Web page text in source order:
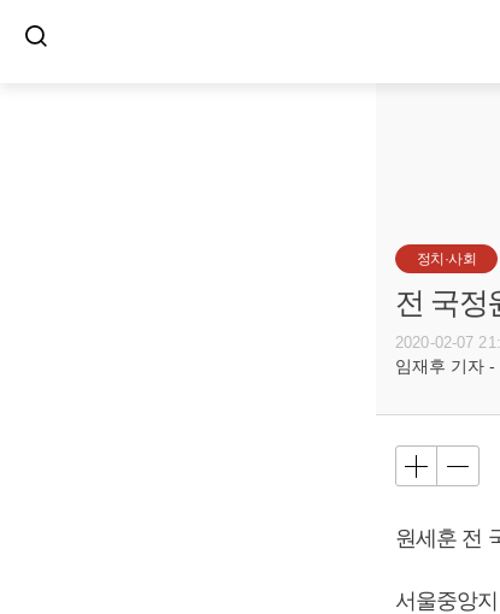
정치·사회
전 국정
2020-02-07
임재후 기자
원세훈 전
서울중앙